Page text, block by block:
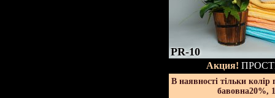
PR-10
Акция!
В наявності тільки
бавовна20%,